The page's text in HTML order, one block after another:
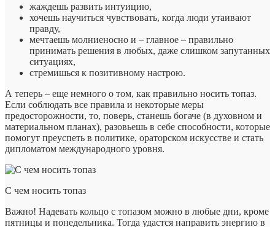
жаждешь развить интуицию,
хочешь научиться чувствовать, когда люди утаивают
правду,
мечтаешь молниеносно и – главное – правильно
принимать решения в любых, даже слишком запутанных
ситуациях,
стремишься к позитивному настрою.
А теперь – еще немного о том, как правильно носить топаз.
Если соблюдать все правила и некоторые меры
предосторожности, то, поверь, станешь богаче (в духовном и
материальном планах), разовьешь в себе способности, которые
помогут преуспеть в политике, ораторском искусстве и стать
дипломатом международного уровня.
С чем носить топаз
Важно! Надевать кольцо с топазом можно в любые дни, кроме
пятницы и понедельника. Тогда удастся направить энергию в